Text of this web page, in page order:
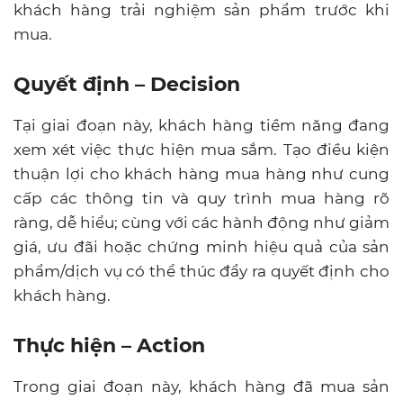
khách hàng trải nghiệm sản phẩm trước khi
mua.
Quyết định – Decision
Tại giai đoạn này, khách hàng tiềm năng đang
xem xét việc thực hiện mua sắm. Tạo điều kiện
thuận lợi cho khách hàng mua hàng như cung
cấp các thông tin và quy trình mua hàng rõ
ràng, dễ hiểu; cùng với các hành động như giảm
giá, ưu đãi hoặc chứng minh hiệu quả của sản
phẩm/dịch vụ có thể thúc đẩy ra quyết định cho
khách hàng.
Thực hiện – Action
Trong giai đoạn này, khách hàng đã mua sản